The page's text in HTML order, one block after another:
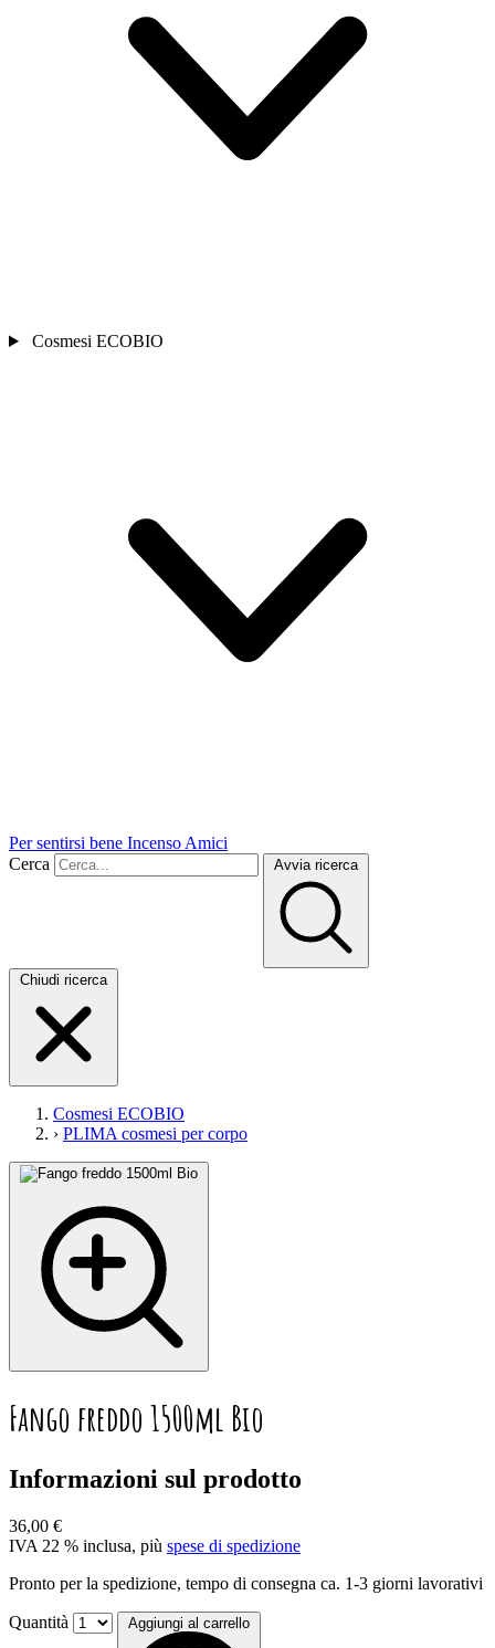
Cosmesi ECOBIO
Per sentirsi bene Incenso Amici
Cerca
Avvia ricerca
Chiudi ricerca
Cosmesi ECOBIO
› PLIMA cosmesi per corpo
Fango freddo 1500ml Bio
Informazioni sul prodotto
36,00 €
IVA 22 % inclusa, più spese di spedizione
Pronto per la spedizione, tempo di consegna ca. 1-3 giorni lavorativi
Quantità Aggiungi al carrello